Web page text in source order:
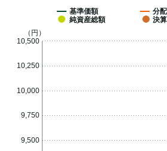
（円）
基準価額
分
純資産総額
決
9,500
9,750
10,000
10,250
10,500